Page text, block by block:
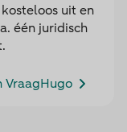
uit en
één juridisch
VraagHugo